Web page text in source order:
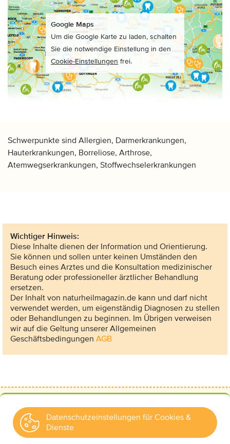
Google Maps
Um die Google Karte zu laden, schalten
Sie die notwendige Einstellung in den
Cookie-Einstellungen frei.
Schwerpunkte sind Allergien, Darmerkrankungen,
Hauterkrankungen, Borreliose, Arthrose,
Atemwegserkrankungen, Stoffwechselerkrankungen
Wichtiger Hinweis:
Diese Inhalte dienen der Information und Orientierung.
Sie können und sollen unter keinen Umständen den
Besuch eines Arztes und die Konsultation medizinischer
Beratung oder professioneller ärztlicher Behandlung
ersetzen.
Der Inhalt von naturheilmagazin.de kann und darf nicht
verwendet werden, um eigenständig Diagnosen zu stellen
oder Behandlungen zu beginnen. Im Übrigen verweisen
wir auf die Geltung unserer Allgemeinen
Geschäftsbedingungen AGB
Datenschutzeinstellungen für Cookies &
Dienste